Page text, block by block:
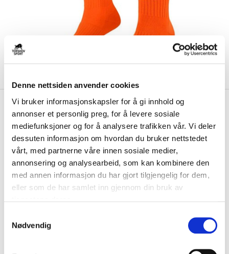
Denne nettsiden anvender cookies
Vi bruker informasjonskapsler for å gi innhold og
annonser et personlig preg, for å levere sosiale
mediefunksjoner og for å analysere trafikken vår. Vi deler
dessuten informasjon om hvordan du bruker nettstedet
vårt, med partnerne våre innen sosiale medier,
annonsering og analysearbeid, som kan kombinere den
med annen informasjon du har gjort tilgjengelig for dem,
eller som de har samlet inn gjennom din bruk av
Nødvendig
Nike Classic II
Fotballstrømper Oransje
Nike Classic II Fotballstrømper med teknisk Dri-FIT-materiale holder
deg tørr og komfortabel under t...Les mer.
FARGE